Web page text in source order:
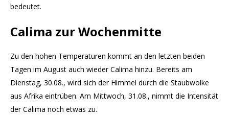
bedeutet.
Calima zur Wochenmitte
Zu den hohen Temperaturen kommt an den letzten beiden
Tagen im August auch wieder Calima hinzu. Bereits am
Dienstag, 30.08., wird sich der Himmel durch die Staubwolke
aus Afrika eintrüben. Am Mittwoch, 31.08., nimmt die Intensität
der Calima noch etwas zu.